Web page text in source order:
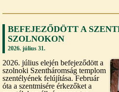
BEFEJEZŐDÖTT A
SZOLNOKON
2026. július 31.
2026. július elején befejeződött a
szolnoki Szentháromság templom
szentélyének felújítása. Február
óta a szentmisére érkezőket a